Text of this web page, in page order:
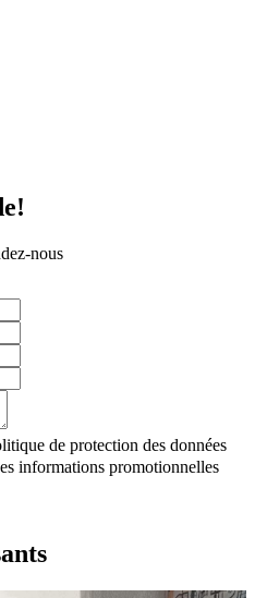
nous
de protection des données
informations promotionnelles